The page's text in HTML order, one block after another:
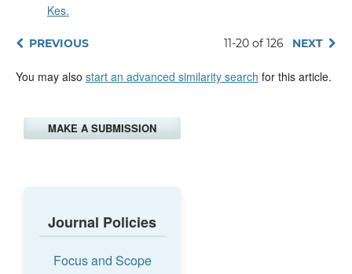
Kes.
PREVIOUS 11-20 of 126 NEXT
You may also start an advanced similarity search for this article.
MAKE A SUBMISSION
Journal Policies
Focus and Scope